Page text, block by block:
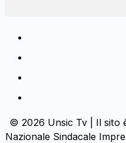
© 2026 Unsic Tv | Il sito
Nazionale Sindacale